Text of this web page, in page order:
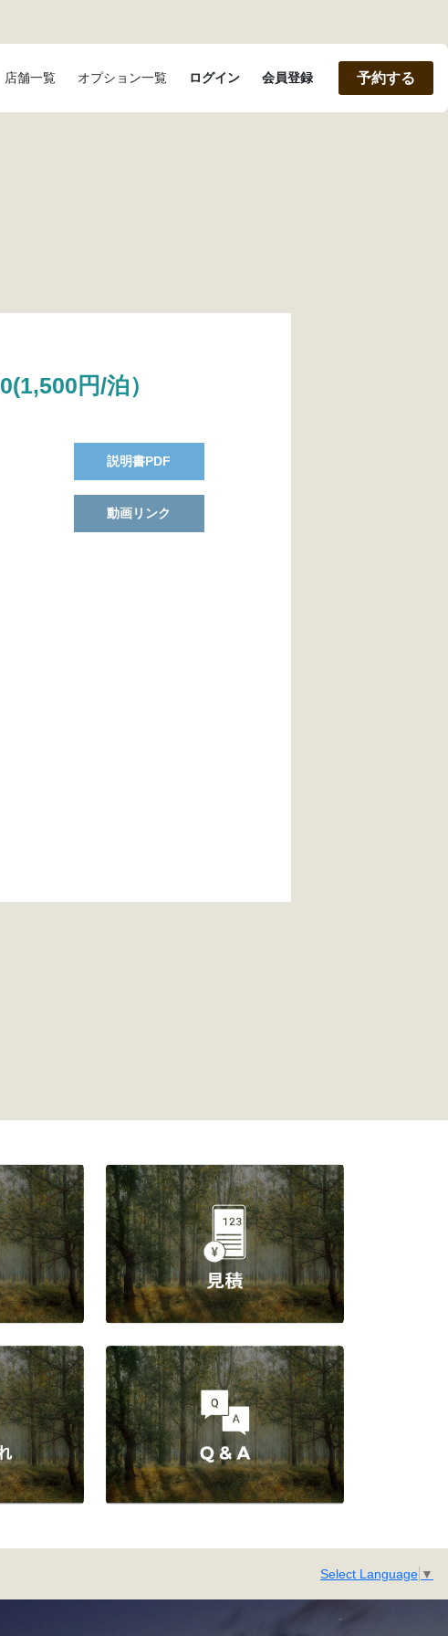
店舗一覧 オプション一覧 ログイン 会員登録 予約する
円/泊）
説明書PDF
動画リンク
Select Language ▼